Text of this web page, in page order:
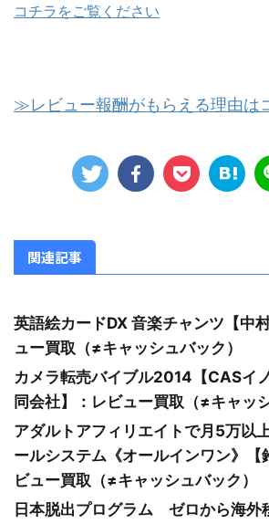
コチラをご覧ください
≫レビュー報酬がもらえる理由は
関連記事
英語絵カードDX 音楽チャンツ【中
ュー買取（≠キャッシュバック）
カメラ転売バイブル2014【CASイ
同会社】：レビュー買取（≠キャッ
アダルトアフィリエイトで月5万以
ールシステム《オールインワン》【
ビュー買取（≠キャッシュバック）
日本脱出プログラム ゼロから海外